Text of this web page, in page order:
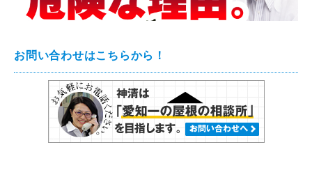
お問い合わせはこちらから！